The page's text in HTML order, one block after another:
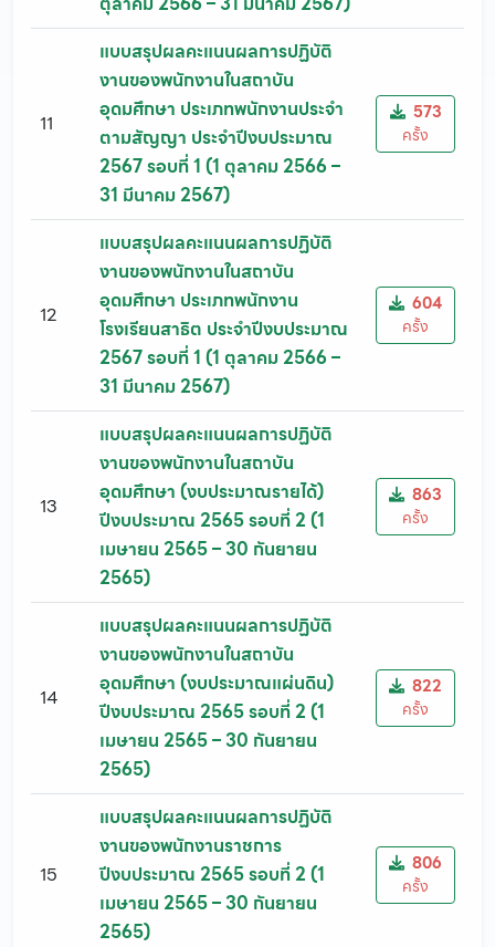
11
แบบสรุปผลคะแนนผลการปฏิบัติ
งานของพนักงานในสถาบัน
อุดมศึกษา ประเภทพนักงานประจำ
ตามสัญญา ประจำปีงบประมาณ
2567 รอบที่ 1 (1 ตุลาคม 2566 –
31 มีนาคม 2567)
573
ครั้ง
12
แบบสรุปผลคะแนนผลการปฏิบัติ
งานของพนักงานในสถาบัน
อุดมศึกษา ประเภทพนักงาน
โรงเรียนสาธิต ประจำปีงบประมาณ
2567 รอบที่ 1 (1 ตุลาคม 2566 –
31 มีนาคม 2567)
604
ครั้ง
13
แบบสรุปผลคะแนนผลการปฏิบัติ
งานของพนักงานในสถาบัน
อุดมศึกษา (งบประมาณรายได้)
ปีงบประมาณ 2565 รอบที่ 2 (1
เมษายน 2565 – 30 กันยายน
2565)
863
ครั้ง
14
แบบสรุปผลคะแนนผลการปฏิบัติ
งานของพนักงานในสถาบัน
อุดมศึกษา (งบประมาณแผ่นดิน)
ปีงบประมาณ 2565 รอบที่ 2 (1
เมษายน 2565 – 30 กันยายน
2565)
822
ครั้ง
15
แบบสรุปผลคะแนนผลการปฏิบัติ
งานของพนักงานราชการ
ปีงบประมาณ 2565 รอบที่ 2 (1
เมษายน 2565 – 30 กันยายน
2565)
806
ครั้ง